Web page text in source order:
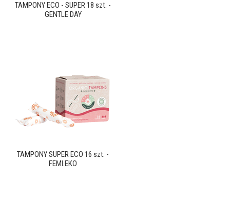
TAMPONY ECO - SUPER 18 szt. -
GENTLE DAY
TAMPONY SUPER ECO 16 szt. -
FEMI.EKO